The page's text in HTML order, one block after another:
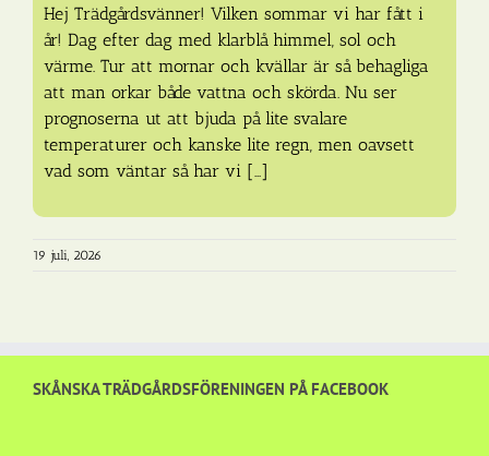
Hej Trädgårdsvänner! Vilken sommar vi har fått i
år! Dag efter dag med klarblå himmel, sol och
värme. Tur att mornar och kvällar är så behagliga
att man orkar både vattna och skörda. Nu ser
prognoserna ut att bjuda på lite svalare
temperaturer och kanske lite regn, men oavsett
vad som väntar så har vi [...]
19 juli, 2026
SKÅNSKA TRÄDGÅRDSFÖRENINGEN PÅ FACEBOOK